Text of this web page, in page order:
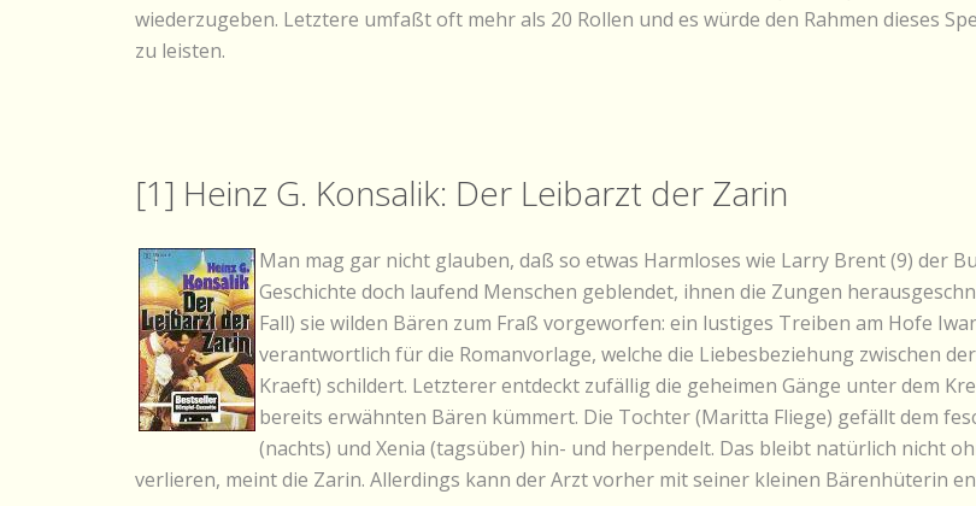
wiederzugeben. Letztere umfaßt oft mehr als 20 Rollen und es würde den Rahmen dieses
zu leisten.
[1] Heinz G. Konsalik: Der Leibarzt der Zarin
Man mag gar nicht glauben, daß so etwas Harmloses wie Larry Brent (9) der
Geschichte doch laufend Menschen geblendet, ihnen die Zungen
Fall) sie wilden Bären zum Fraß vorgeworfen: ein lustiges Treiben am Hofe
verantwortlich für die Romanvorlage, welche die Liebesbeziehung zwischen
Kraeft) schildert. Letzterer entdeckt zufällig die geheimen Gänge unter dem
bereits erwähnten Bären kümmert. Die Tochter (Maritta Fliege) gefällt dem
(nachts) und Xenia (tagsüber) hin- und herpendelt. Das bleibt natürlich nicht
verlieren, meint die Zarin. Allerdings kann der Arzt vorher mit seiner kleinen Bärenhüterin